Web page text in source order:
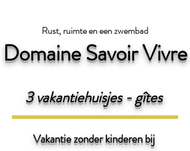
Rust, ruimte en een zwembad
Domaine Savoir Vivre
3 vakantiehuisjes - gîtes
Vakantie zonder kinderen bij